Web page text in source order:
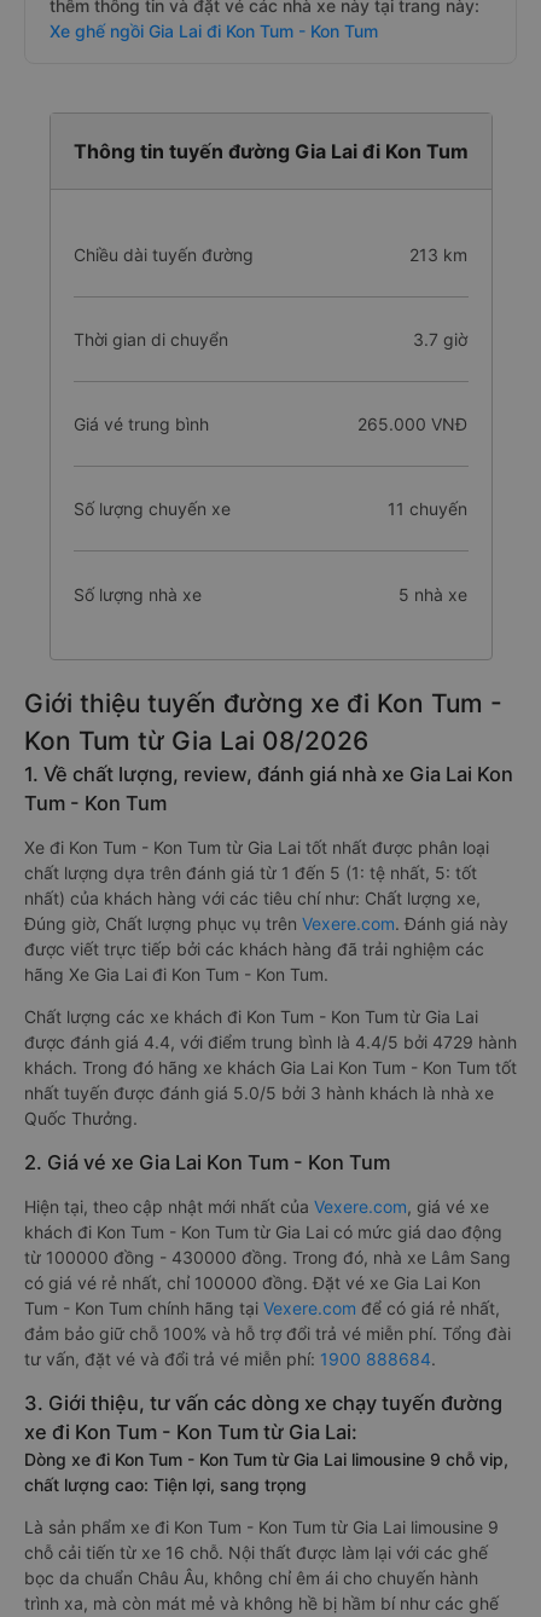
thêm thông tin và đặt vé các nhà xe này tại trang này:
Xe ghế ngồi Gia Lai đi Kon Tum - Kon Tum
Thông tin tuyến đường Gia Lai đi Kon Tum
Chiều dài tuyến đường 213 km
Thời gian di chuyển 3.7 giờ
Giá vé trung bình 265.000 VNĐ
Số lượng chuyến xe 11 chuyến
Số lượng nhà xe 5 nhà xe
Giới thiệu tuyến đường xe đi Kon Tum -
Kon Tum từ Gia Lai 08/2026
1. Về chất lượng, review, đánh giá nhà xe Gia Lai Kon
Tum - Kon Tum
Xe đi Kon Tum - Kon Tum từ Gia Lai tốt nhất được phân loại
chất lượng dựa trên đánh giá từ 1 đến 5 (1: tệ nhất, 5: tốt
nhất) của khách hàng với các tiêu chí như: Chất lượng xe,
Đúng giờ, Chất lượng phục vụ trên Vexere.com. Đánh giá này
được viết trực tiếp bởi các khách hàng đã trải nghiệm các
hãng Xe Gia Lai đi Kon Tum - Kon Tum.
Chất lượng các xe khách đi Kon Tum - Kon Tum từ Gia Lai
được đánh giá 4.4, với điểm trung bình là 4.4/5 bởi 4729 hành
khách. Trong đó hãng xe khách Gia Lai Kon Tum - Kon Tum tốt
nhất tuyến được đánh giá 5.0/5 bởi 3 hành khách là nhà xe
Quốc Thưởng.
2. Giá vé xe Gia Lai Kon Tum - Kon Tum
Hiện tại, theo cập nhật mới nhất của Vexere.com, giá vé xe
khách đi Kon Tum - Kon Tum từ Gia Lai có mức giá dao động
từ 100000 đồng - 430000 đồng. Trong đó, nhà xe Lâm Sang
có giá vé rẻ nhất, chỉ 100000 đồng. Đặt vé xe Gia Lai Kon
Tum - Kon Tum chính hãng tại Vexere.com để có giá rẻ nhất,
đảm bảo giữ chỗ 100% và hỗ trợ đổi trả vé miễn phí. Tổng đài
tư vấn, đặt vé và đổi trả vé miễn phí: 1900 888684.
3. Giới thiệu, tư vấn các dòng xe chạy tuyến đường
xe đi Kon Tum - Kon Tum từ Gia Lai:
Dòng xe đi Kon Tum - Kon Tum từ Gia Lai limousine 9 chỗ vip,
chất lượng cao: Tiện lợi, sang trọng
Là sản phẩm xe đi Kon Tum - Kon Tum từ Gia Lai limousine 9
chỗ cải tiến từ xe 16 chỗ. Nội thất được làm lại với các ghế
bọc da chuẩn Châu Âu, không chỉ êm ái cho chuyến hành
trình xa, mà còn mát mẻ và không hề bị hầm bí như các ghế